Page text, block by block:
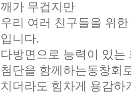
깨가 무겁지만
우리 여러 친구들을 위
입니다.
다방면으로 능력이 있
첨단을 함께하는동창회
치더라도 힘차게 용감하